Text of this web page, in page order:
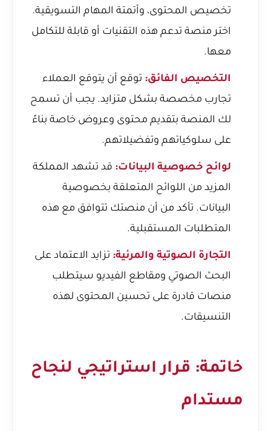
تخصيص المحتوى، وأتمتة المهام التسويقية.
اختر منصة تدعم هذه التقنيات أو قابلة للتكامل
معها.
التخصيص الفائق: توقع أن يتوقع العملاء
تجارب مخصصة بشكل متزايد. يجب أن تسمح
لك المنصة بتقديم محتوى وعروض خاصة بناءً
على سلوكياتهم وتفضيلاتهم.
لوائح خصوصية البيانات: قد تشهد المملكة
المزيد من اللوائح المتعلقة بخصوصية
البيانات. تأكد من أن منصتك تتوافق مع هذه
المتطلبات المستقبلية.
التجارة الصوتية والمرئية: تزايد الاعتماد على
البحث الصوتي ومقاطع الفيديو سيتطلب
منصات قادرة على تحسين المحتوى لهذه
التنسيقات.
خاتمة: قرار استراتيجي لنجاح
مستدام